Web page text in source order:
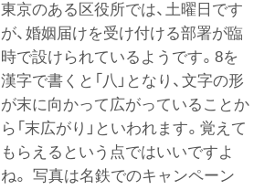
東京のある区役所では、土曜日です
が、婚姻届けを受け付ける部署が臨
時で設けられているようです。8を
漢字で書くと「八」となり、文字の形
が末に向かって広がっていることか
ら「末広がり」といわれます。覚えて
もらえるという点ではいいですよ
ね。 写真は名鉄でのキャンペーン